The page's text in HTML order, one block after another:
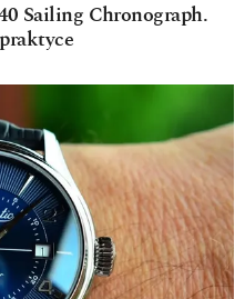
Sailing Chronograph.